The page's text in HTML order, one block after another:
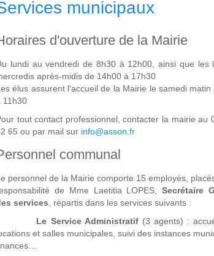
municipaux
d'ouverture de la Mairie
lundi au vendredi de 8h30 à 12h00, ainsi que les
après-midis de 14h00 à 17h30
élus assurent l'accueil de la Mairie le samedi matin
11h30
tout contact professionnel, contacter la mairie au
65 ou par mail sur info@asson.fr
communal
personnel de la Mairie comporte 15 employés,
de Mme Laetitia LOPES,Secrétaire
services , répartis dans les services suivants :
Le Service Administratif(3 agents) :
et salles municipales, suivi des instances